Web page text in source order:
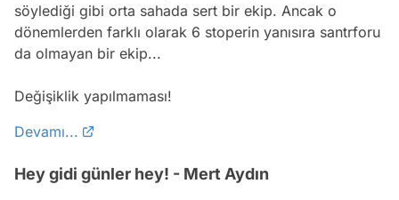
söylediği gibi orta sahada sert bir ekip. Ancak o
dönemlerden farklı olarak 6 stoperin yanısıra santrforu
da olmayan bir ekip...
Değişiklik yapılmaması!
Devamı...
Hey gidi günler hey! - Mert Aydın